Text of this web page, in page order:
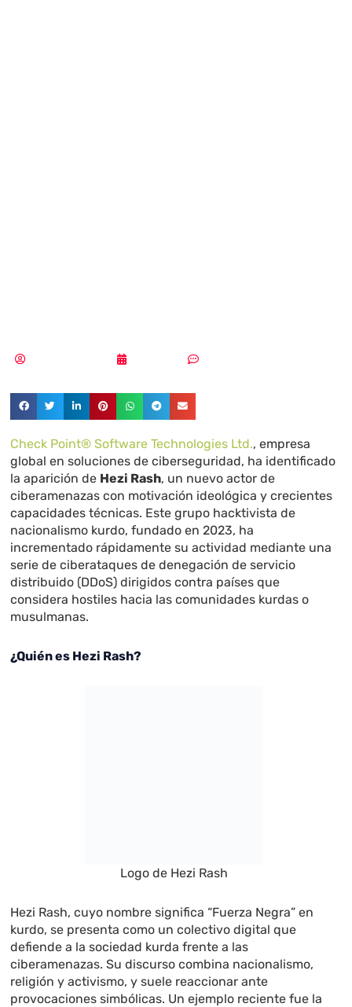
Check Point® Software Technologies Ltd., empresa
global en soluciones de ciberseguridad, ha identificado
la aparición de Hezi Rash, un nuevo actor de
ciberamenazas con motivación ideológica y crecientes
capacidades técnicas. Este grupo hacktivista de
nacionalismo kurdo, fundado en 2023, ha
incrementado rápidamente su actividad mediante una
serie de ciberataques de denegación de servicio
distribuido (DDoS) dirigidos contra países que
considera hostiles hacia las comunidades kurdas o
musulmanas.
¿Quién es Hezi Rash?
Logo de Hezi Rash
Hezi Rash, cuyo nombre significa “Fuerza Negra” en
kurdo, se presenta como un colectivo digital que
defiende a la sociedad kurda frente a las
ciberamenazas. Su discurso combina nacionalismo,
religión y activismo, y suele reaccionar ante
provocaciones simbólicas. Un ejemplo reciente fue la